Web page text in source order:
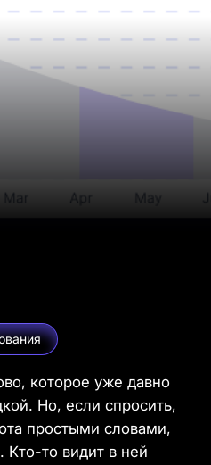
которое уже давно
Но, если спросить,
простыми словами,
Кто-то видит в ней